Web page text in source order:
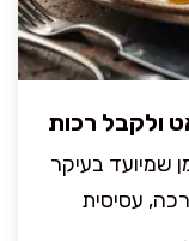
ולקבל רכות
שמיועד בעיקר
עסיסית